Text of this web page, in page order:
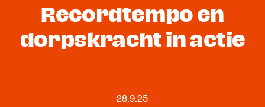
Recordtempo en
dorpskracht in actie
28.9.25